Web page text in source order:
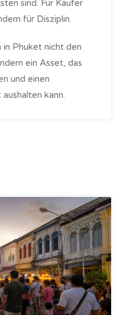
sind. Für Käufer
für Disziplin.
Phuket nicht den
ein Asset, das
und einen
kann.